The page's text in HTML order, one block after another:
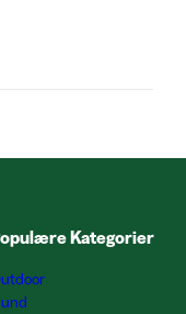
Kategorier